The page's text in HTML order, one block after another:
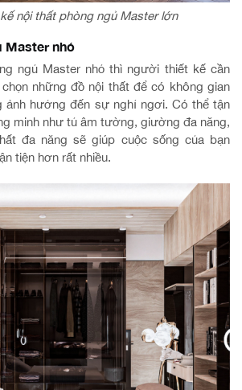
nội thất phòng ngủ Master lớn
Master nhỏ
ngủ Master nhỏ thì người thiết kế cần
những đồ nội thất để có không gian
ảnh hưởng đến sự nghỉ ngơi. Có thể tận
minh như tủ âm tường, giường đa năng,
đa năng sẽ giúp cuộc sống của bạn
tiện hơn rất nhiều.